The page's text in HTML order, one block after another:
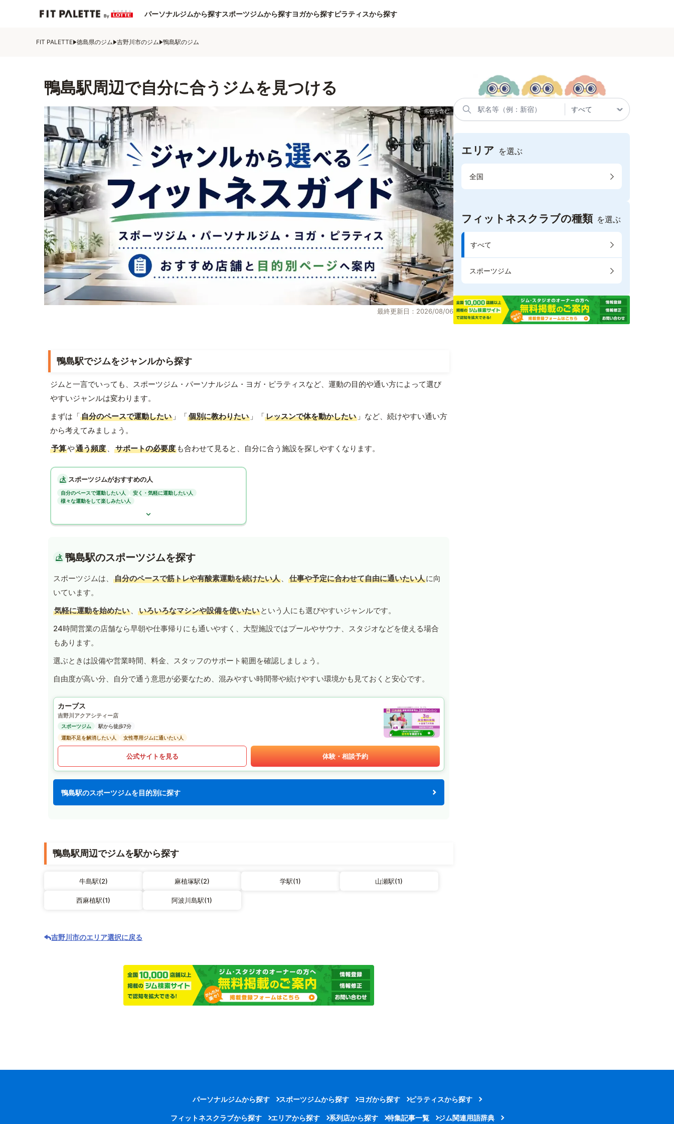
パーソナルジムから探すスポーツジムから探すヨガから探すピラティスから探す
FIT PALETTE 徳島県のジム 吉野川市のジム 鴨島駅のジム
鴨島駅周辺で自分に合うジムを見つける
最終更新日：2026/08/06
鴨島駅でジムをジャンルから探す
ジムと一言でいっても、スポーツジム・パーソナルジム・ヨガ・ピラティスなど、運動の目的や通い方によって選び
やすいジャンルは変わります。
まずは「自分のペースで運動したい 」「個別に教わりたい 」「レッスンで体を動かしたい 」など、続けやすい通い方
から考えてみましょう。
予算や通う頻度 、 サポートの必要度 も合わせて見ると、自分に合う施設を探しやすくなります。
スポーツジムがおすすめの人
自分のペースで運動したい人
安く・気軽に運動したい人
様々な運動をして楽しみたい人
鴨島駅のスポーツジムを探す
スポーツジムは、 自分のペースで筋トレや有酸素運動を続けたい人 、 仕事や予定に合わせて自由に通いたい人に向
いています。
気軽に運動を始めたい 、 いろいろなマシンや設備を使いたい という人にも選びやすいジャンルです。
24時間営業の店舗なら早朝や仕事帰りにも通いやすく、大型施設ではプールやサウナ、スタジオなどを使える場合
もあります。
選ぶときは設備や営業時間、料金、スタッフのサポート範囲を確認しましょう。
自由度が高い分、自分で通う意思が必要なため、混みやすい時間帯や続けやすい環境かも見ておくと安心です。
カーブス
吉野川アクアシティー店
スポーツジム
駅から徒歩7分
運動不足を解消したい人
女性専用ジムに通いたい人
公式サイトを見る 体験・相談予約
鴨島駅のスポーツジムを目的別に探す
鴨島駅周辺でジムを駅から探す
牛島駅(2) 麻植塚駅(2) 学駅(1) 山瀬駅(1)
西麻植駅(1) 阿波川島駅(1)
吉野川市のエリア選択に戻る
エリア を選ぶ
全国
フィットネスクラブの種類 を選ぶ
すべて
スポーツジム
パーソナルジムから探す スポーツジムから探す ヨガから探す ピラティスから探す
フィットネスクラブから探す エリアから探す 系列店から探す 特集記事一覧 ジム関連用語辞典